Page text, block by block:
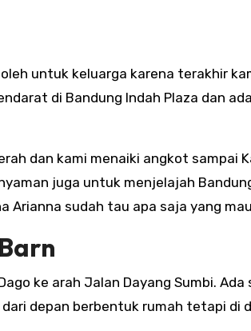
untuk keluarga karena terakhir
di Bandung Indah Plaza dan
dan kami menaiki angkot sampai
juga untuk menjelajah
Arianna sudah tau apa saja yang
ke arah Jalan Dayang Sumbi.
dari depan berbentuk rumah tetapi di